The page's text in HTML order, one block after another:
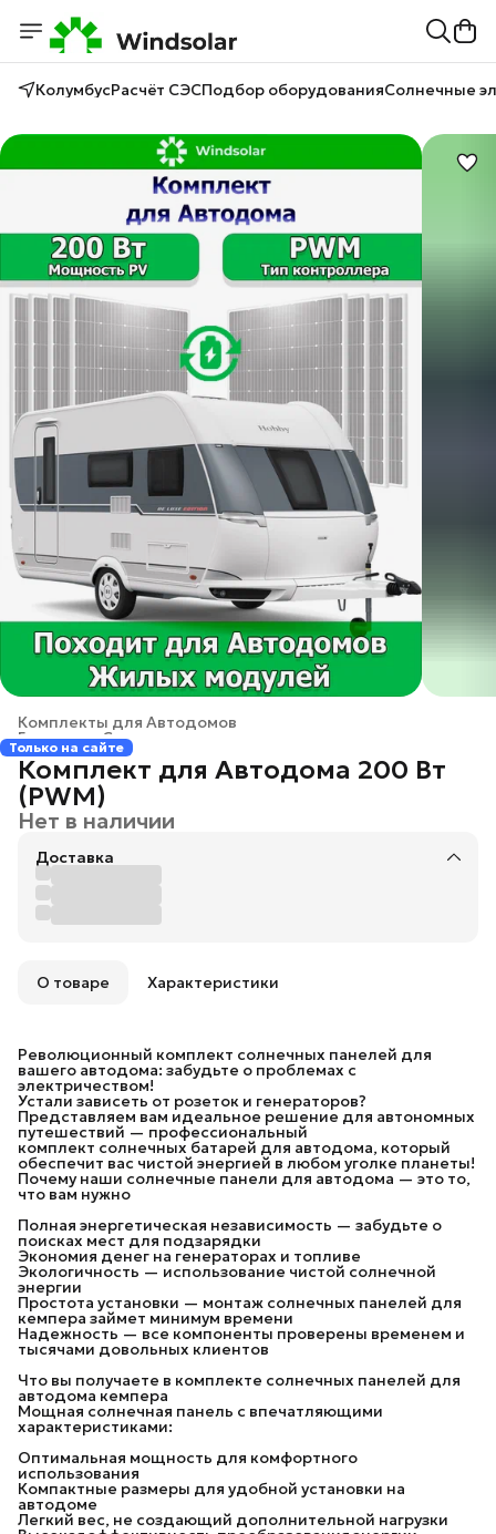
КолумбусРасчёт СЭСПодбор оборудованияСолнечные
Комплекты для Автодомов
Солнечные электростанции
Главная ›
Только на сайте
Комплект для Автодома 200 Вт
(PWM)
Нет в наличии
Доставка
О товаре Характеристики
Революционный комплект солнечных панелей для
вашего автодома: забудьте о проблемах с
электричеством!
Устали зависеть от розеток и генераторов?
Представляем вам идеальное решение для автономных
путешествий — профессиональный
комплект солнечных батарей для автодома, который
обеспечит вас чистой энергией в любом уголке планеты!
Почему наши солнечные панели для автодома — это то,
что вам нужно
Полная энергетическая независимость — забудьте о
поисках мест для подзарядки
Экономия денег на генераторах и топливе
Экологичность — использование чистой солнечной
энергии
Простота установки — монтаж солнечных панелей для
кемпера займет минимум времени
Надежность — все компоненты проверены временем и
тысячами довольных клиентов
Что вы получаете в комплекте солнечных панелей для
автодома кемпера
Мощная солнечная панель с впечатляющими
характеристиками:
Оптимальная мощность для комфортного
использования
Компактные размеры для удобной установки на
автодоме
Легкий вес, не создающий дополнительной нагрузки